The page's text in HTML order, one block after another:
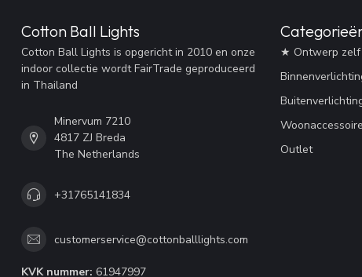
Cotton Ball Lights
Cotton Ball Lights is opgericht in 2010 en onze
indoor collectie wordt FairTrade geproduceerd
in Thailand
Minervum 7210
4817 ZJ Breda
The Netherlands
+31765141834
customerservice@cottonballlights.com
KVK nummer: 61947997
★ Ontwerp
Outlet